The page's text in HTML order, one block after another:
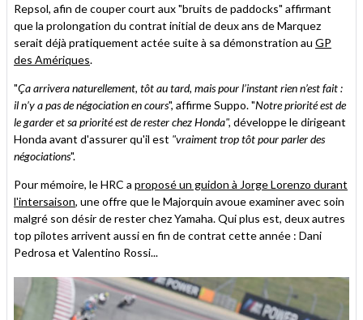
Repsol, afin de couper court aux "bruits de paddocks" affirmant
que la prolongation du contrat initial de deux ans de Marquez
serait déjà pratiquement actée suite à sa démonstration au GP
des Amériques.
"Ça arrivera naturellement, tôt au tard, mais pour l’instant rien n’est fait :
il n’y a pas de négociation en cours", affirme Suppo. "Notre priorité est de
le garder et sa priorité est de rester chez Honda", développe le dirigeant
Honda avant d'assurer qu'il est "vraiment trop tôt pour parler des
négociations".
Pour mémoire, le HRC a proposé un guidon à Jorge Lorenzo durant
l'intersaison, une offre que le Majorquin avoue examiner avec soin
malgré son désir de rester chez Yamaha. Qui plus est, deux autres
top pilotes arrivent aussi en fin de contrat cette année : Dani
Pedrosa et Valentino Rossi...